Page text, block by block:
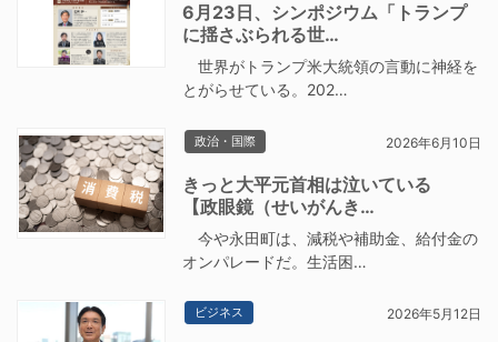
6月23日、シンポジウム「トランプ
に揺さぶられる世…
世界がトランプ米大統領の言動に神経を
とがらせている。202…
政治・国際 2026年6月10日
きっと大平元首相は泣いている
【政眼鏡（せいがんき…
今や永田町は、減税や補助金、給付金の
オンパレードだ。生活困…
ビジネス 2026年5月12日